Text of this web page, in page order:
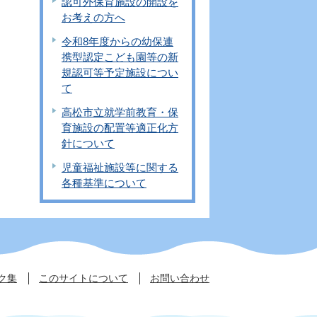
お考えの方へ
令和8年度からの幼保連
携型認定こども園等の新
規認可等予定施設につい
て
高松市立就学前教育・保
育施設の配置等適正化方
針について
児童福祉施設等に関する
各種基準について
集 このサイトについて お問い合わせ